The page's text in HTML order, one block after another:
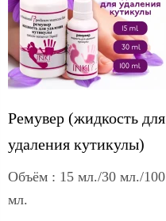
Ремувер (жидкость для
удаления кутикулы)
Объём : 15 мл./30 мл./100
мл.